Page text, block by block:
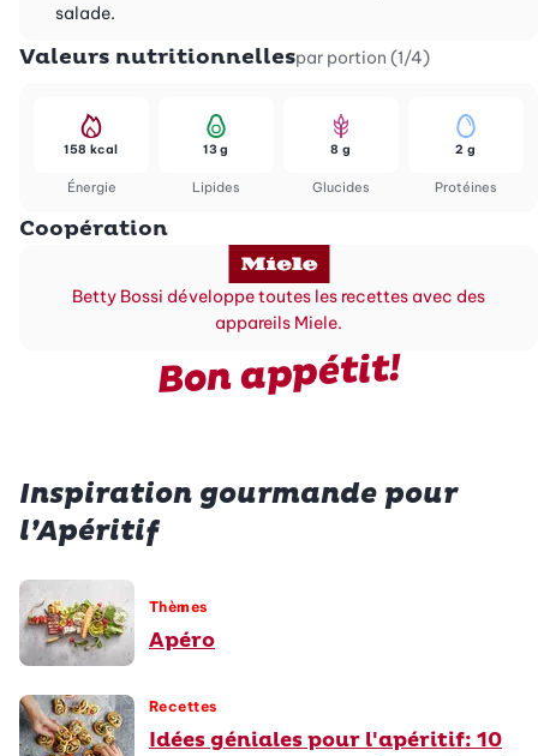
salade.
Valeurs nutritionnellespar portion (1/4)
Énergie
158 kcal
Lipides
13 g
Glucides
8 g
Protéines
2 g
Coopération
Betty Bossi développe toutes les recettes avec des
appareils Miele.
Bon appétit!
Inspiration gourmande pour
l’Apéritif
Thèmes
Apéro
Recettes
Idées géniales pour l'apéritif: 10